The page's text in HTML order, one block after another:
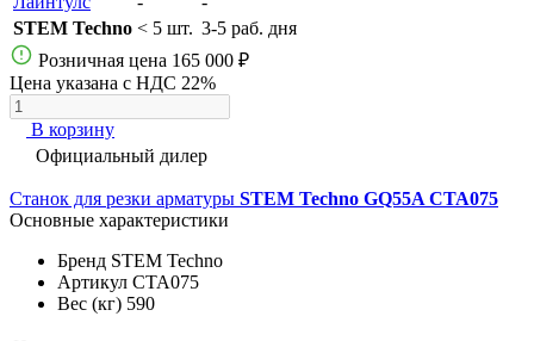
STEM Techno < 5 шт. 3-5 раб. дня
Розничная цена 165 000 ₽
Цена указана с НДС 22%
В корзину
Официальный дилер
Станок для резки арматуры STEM Techno GQ55A СТА075
Основные характеристики
Бренд STEM Techno
Артикул СТА075
Вес (кг) 590